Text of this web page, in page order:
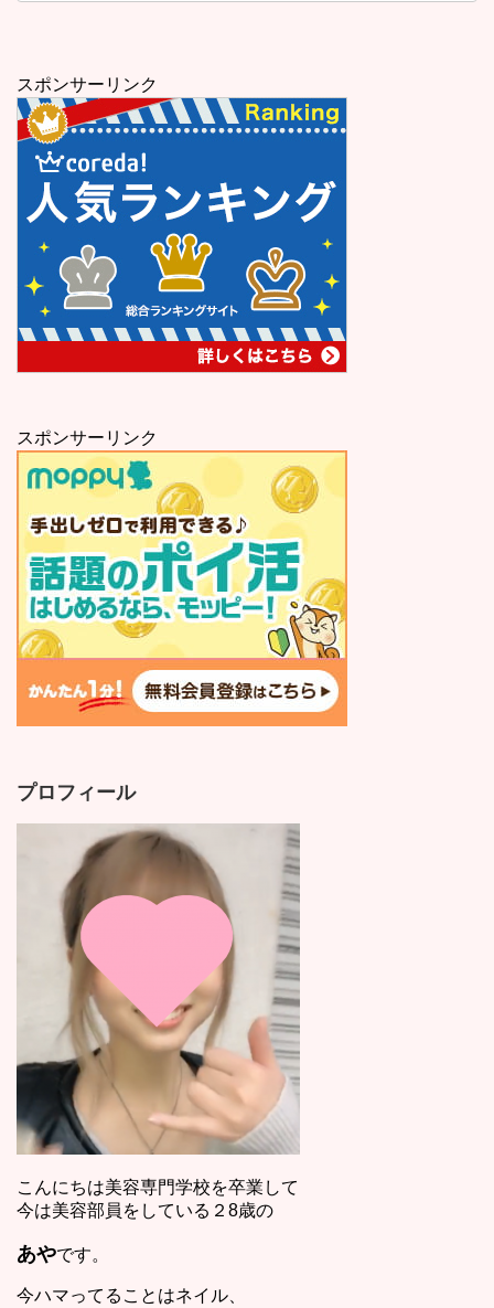
スポンサーリンク
スポンサーリンク
プロフィール
こんにちは美容専門学校を卒業して
今は美容部員をしている２8歳の
あやです。
今ハマってることはネイル、